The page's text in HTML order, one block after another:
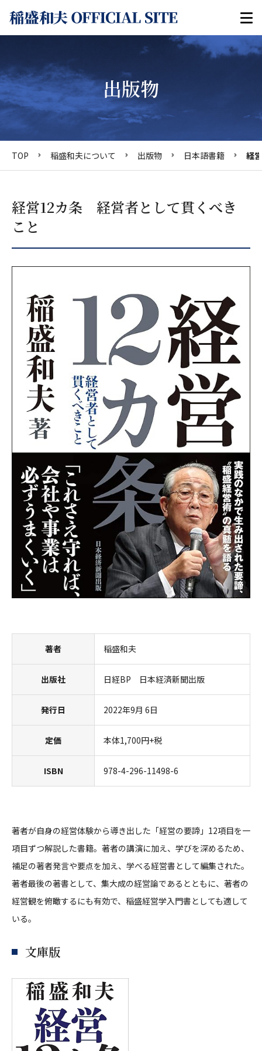
出版物
TOP 稲盛和夫について 出版物 日本語書籍 経
経営12カ条 経営者として貫くべき
こと
著者 稲盛和夫
出版社 日経BP 日本経済新聞出版
発行日 2022年9月 6日
定価 本体1,700円+税
ISBN 978-4-296-11498-6
著者が自身の経営体験から導き出した「経営の要諦」12項目を一
項目ずつ解説した書籍。著者の講演に加え、学びを深めるため、
補足の著者発言や要点を加え、学べる経営書として編集された。
著者最後の著書として、集大成の経営論であるとともに、著者の
経営観を俯瞰するにも有効で、稲盛経営学入門書としても適して
いる。
文庫版